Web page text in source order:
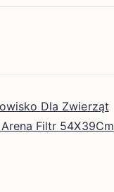
Dla Zwierząt
Filtr 54X39Cm